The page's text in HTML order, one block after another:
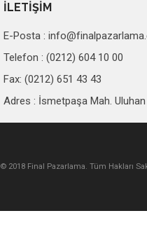
İLETİŞİM
E-Posta :
Telefon : (0212) 604 10 00
Fax: (0212) 651 43 43
Adres : İsmetpaşa Mah.
© 2018 Final Pazarlama. Tüm Hakları